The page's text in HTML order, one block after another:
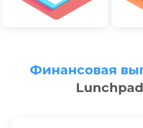
Финансовая
Lunchpad